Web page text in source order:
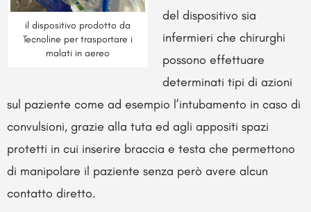
il dispositivo prodotto da
Tecnoline per trasportare i
malati in aereo
del dispositivo sia
infermieri che chirurghi
possono effettuare
determinati tipi di azioni
sul paziente come ad esempio l’intubamento in caso di
convulsioni, grazie alla tuta ed agli appositi spazi
protetti in cui inserire braccia e testa che permettono
di manipolare il paziente senza però avere alcun
contatto diretto.